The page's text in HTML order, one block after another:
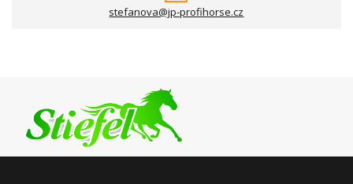
stefanova@jp-profihorse.cz